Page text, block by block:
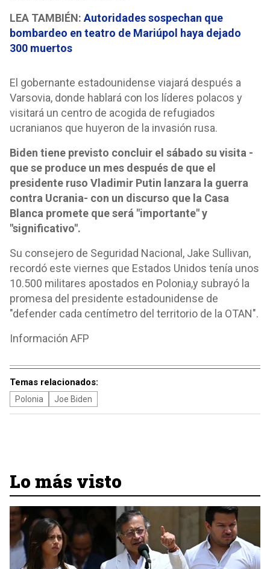
LEA TAMBIÉN: Autoridades sospechan que
bombardeo en teatro de Mariúpol haya dejado
300 muertos
El gobernante estadounidense viajará después a
Varsovia, donde hablará con los líderes polacos y
visitará un centro de acogida de refugiados
ucranianos que huyeron de la invasión rusa.
Biden tiene previsto concluir el sábado su visita -
que se produce un mes después de que el
presidente ruso Vladimir Putin lanzara la guerra
contra Ucrania- con un discurso que la Casa
Blanca promete que será "importante" y
"significativo".
Su consejero de Seguridad Nacional, Jake Sullivan,
recordó este viernes que Estados Unidos tenía unos
10.500 militares apostados en Polonia,y subrayó la
promesa del presidente estadounidense de
"defender cada centímetro del territorio de la OTAN".
Información AFP
Temas relacionados:
Polonia Joe Biden
Lo más visto